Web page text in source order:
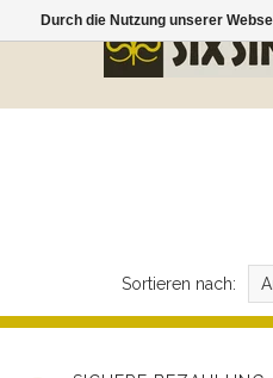
Sortieren nach:
Durch die Nutzung unserer